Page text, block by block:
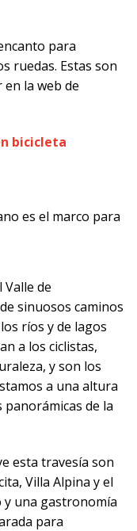
para
ruedas. Estas son
la web de
bicicleta
es el marco para
de
sinuosos caminos
ríos y de lagos
a los ciclistas,
y son los
a una altura
de la
esta travesía son
Villa Alpina y el
y una gastronomía
para